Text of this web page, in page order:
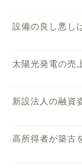
設備の良し悪し
太陽光発電の売
新設法人の融資
高所得者が築古